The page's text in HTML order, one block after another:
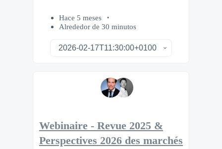
Hace 5 meses
Alrededor de 30 minutos
Webinaire - Revue 2025 &
Perspectives 2026 des marchés